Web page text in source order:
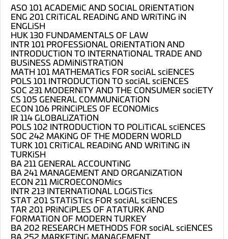
ASO 101 ACADEMiC AND SOCIAL ORiENTATiON
ENG 201 CRiTiCAL READiNG AND WRiTiNG iN
ENGLiSH
HUK 130 FUNDAMENTALS OF LAW
INTR 101 PROFESSiONAL ORiENTATiON AND
INTRODUCTiON TO INTERNATiONAL TRADE AND
BUSiNESS ADMiNiSTRATiON
MATH 101 MATHEMATics FOR sociAL sciENCES
POLS 101 INTRODUCTiON TO sociAL sciENCES
SOC 231 MODERNiTY AND THE CONSUMER sociETY
CS 105 GENERAL COMMUNiCATiON
ECON 106 PRiNCiPLES OF ECONOMics
IR 114 GLOBALiZATiON
POLS 102 INTRODUCTiON TO POLiTiCAL sciENCES
SOC 242 MAKiNG OF THE MODERN WORLD
TURK 101 CRiTiCAL READiNG AND WRiTiNG iN
TURKiSH
BA 211 GENERAL ACCOUNTiNG
BA 241 MANAGEMENT AND ORGANiZATiON
ECON 211 MiCROECONOMics
INTR 213 INTERNATiONAL LOGiSTics
STAT 201 STATiSTics FOR sociAL sciENCES
TAR 201 PRiNCiPLES OF ATATURK AND
FORMATiON OF MODERN TURKEY
BA 202 RESEARCH METHODS FOR sociAL sciENCES
BA 252 MARKETiNG MANAGEMENT